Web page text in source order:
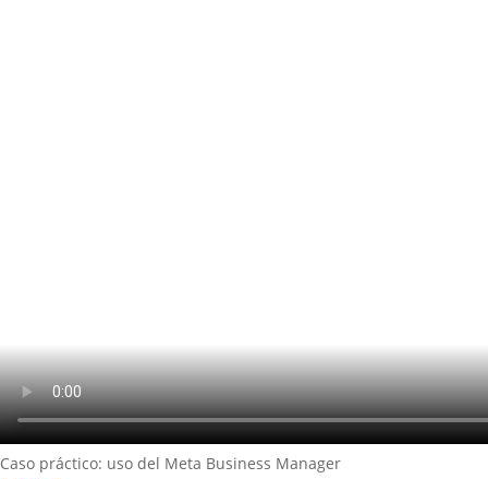
Caso práctico: uso del Meta Business Manager